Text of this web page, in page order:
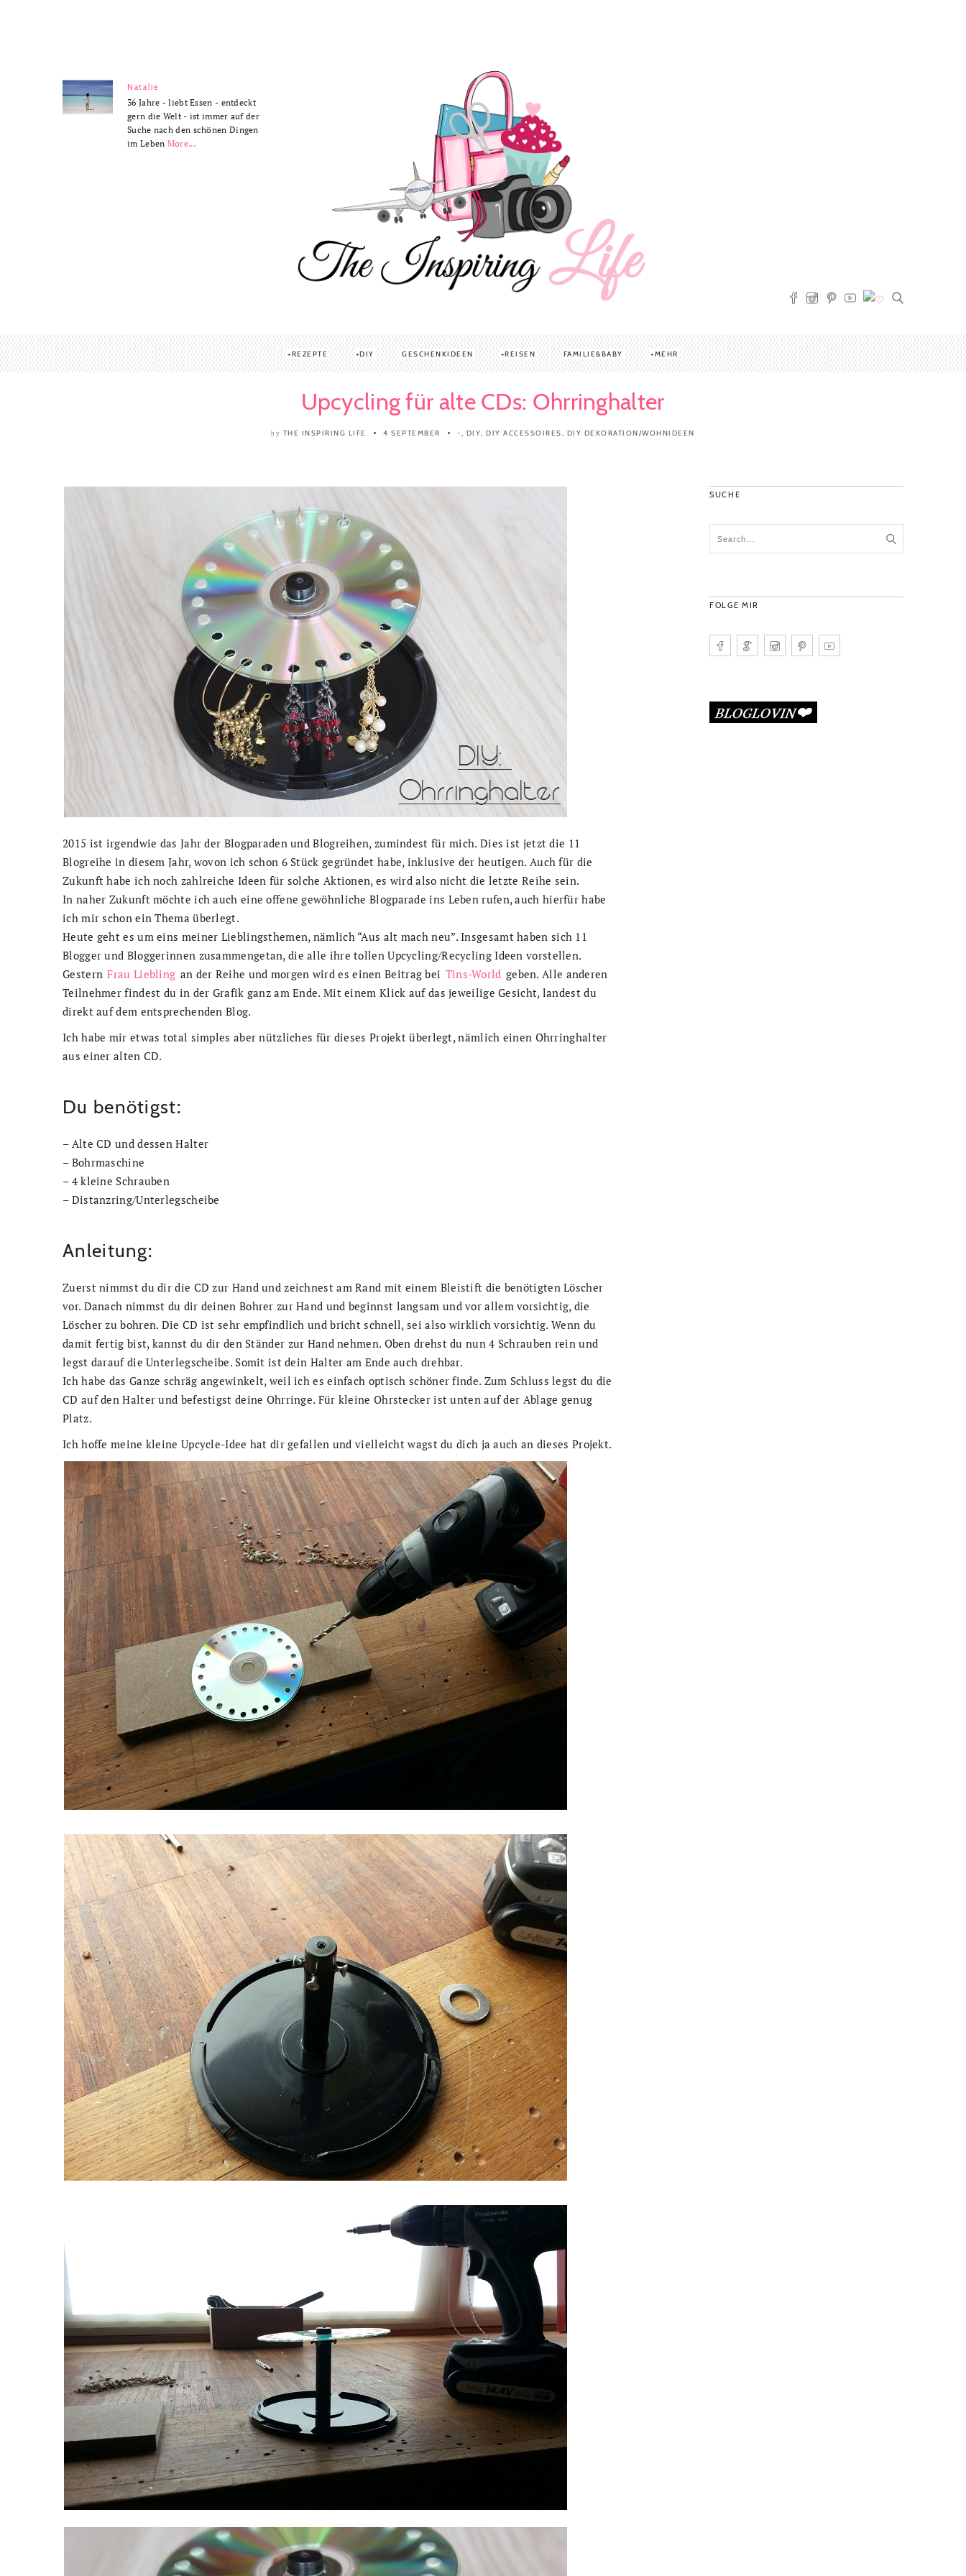
Natalie
36 Jahre - liebt Essen - entdeckt
gern die Welt - ist immer auf der
Suche nach den schönen Dingen
im Leben More...
REZEPTE DIY GESCHENKIDEEN REISEN FAMILIE&BABY MEHR
Upcycling für alte CDs: Ohrringhalter
by THE INSPIRING LIFE 4 SEPTEMBER -, DIY,DIY ACCESSOIRES, DIY DEKORATION/WOHNIDEEN
2015 ist irgendwie das Jahr der Blogparaden und Blogreihen, zumindest für mich. Dies ist jetzt die 11
Blogreihe in diesem Jahr, wovon ich schon 6 Stück gegründet habe, inklusive der heutigen. Auch für die
Zukunft habe ich noch zahlreiche Ideen für solche Aktionen, es wird also nicht die letzte Reihe sein.
In naher Zukunft möchte ich auch eine offene gewöhnliche Blogparade ins Leben rufen, auch hierfür habe
ich mir schon ein Thema überlegt.
Heute geht es um eins meiner Lieblingsthemen, nämlich “Aus alt mach neu”. Insgesamt haben sich 11
Blogger und Bloggerinnen zusammengetan, die alle ihre tollen Upcycling/Recycling Ideen vorstellen.
Gestern Frau Liebling an der Reihe und morgen wird es einen Beitrag bei Tins-World geben. Alle anderen
Teilnehmer findest du in der Grafik ganz am Ende. Mit einem Klick auf das jeweilige Gesicht, landest du
direkt auf dem entsprechenden Blog.
Ich habe mir etwas total simples aber nützliches für dieses Projekt überlegt, nämlich einen Ohrringhalter
aus einer alten CD.
Du benötigst:
– Alte CD und dessen Halter
– Bohrmaschine
– 4 kleine Schrauben
– Distanzring/Unterlegscheibe
Anleitung:
Zuerst nimmst du dir die CD zur Hand und zeichnest am Rand mit einem Bleistift die benötigten Löscher
vor. Danach nimmst du dir deinen Bohrer zur Hand und beginnst langsam und vor allem vorsichtig, die
Löscher zu bohren. Die CD ist sehr empfindlich und bricht schnell, sei also wirklich vorsichtig. Wenn du
damit fertig bist, kannst du dir den Ständer zur Hand nehmen. Oben drehst du nun 4 Schrauben rein und
legst darauf die Unterlegscheibe. Somit ist dein Halter am Ende auch drehbar.
Ich habe das Ganze schräg angewinkelt, weil ich es einfach optisch schöner finde. Zum Schluss legst du die
CD auf den Halter und befestigst deine Ohrringe. Für kleine Ohrstecker ist unten auf der Ablage genug
Platz.
Ich hoffe meine kleine Upcycle-Idee hat dir gefallen und vielleicht wagst du dich ja auch an dieses Projekt.
SUCHE
FOLGE MIR